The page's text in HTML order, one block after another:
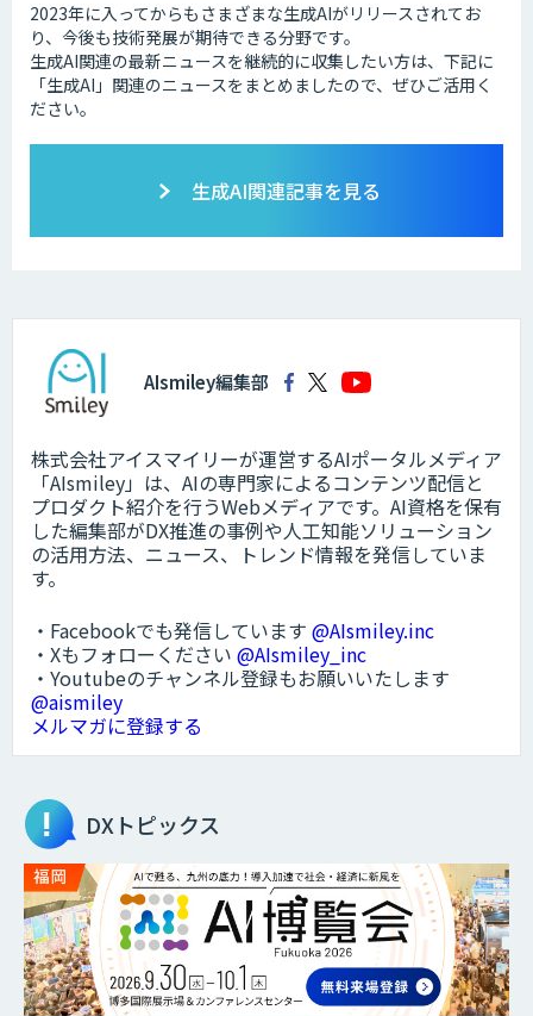
2023年に入ってからもさまざまな生成AIがリリースされてお
り、今後も技術発展が期待できる分野です。
生成AI関連の最新ニュースを継続的に収集したい方は、下記に
「生成AI」関連のニュースをまとめましたので、ぜひご活用く
ださい。
生成AI関連記事を見る
AIsmiley編集部
株式会社アイスマイリーが運営するAIポータルメディア
「AIsmiley」は、AIの専門家によるコンテンツ配信と
プロダクト紹介を行うWebメディアです。AI資格を保有
した編集部がDX推進の事例や人工知能ソリューション
の活用方法、ニュース、トレンド情報を発信していま
す。
・Facebookでも発信しています @AIsmiley.inc
・Xもフォローください @AIsmiley_inc
・Youtubeのチャンネル登録もお願いいたします
@aismiley
メルマガに登録する
DXトピックス